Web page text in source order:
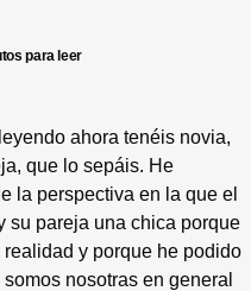
para leer
ahora tenéis novia,
que lo sepáis. He
la perspectiva en la que el
su pareja una chica porque
y porque he podido
nosotras en general